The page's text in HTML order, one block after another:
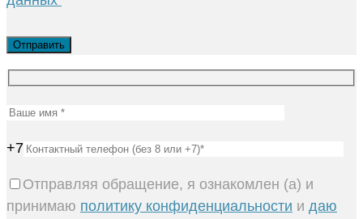
+7
Отправляя обращение, я ознакомлен (а) и
принимаю политику конфиденциальности и даю